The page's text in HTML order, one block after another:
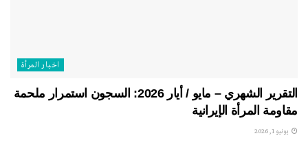
اخبار المرأة
التقرير الشهري – مايو / أيار 2026: السجون استمرار ملحمة
مقاومة المرأة الإيرانية
يونيو 1, 2026